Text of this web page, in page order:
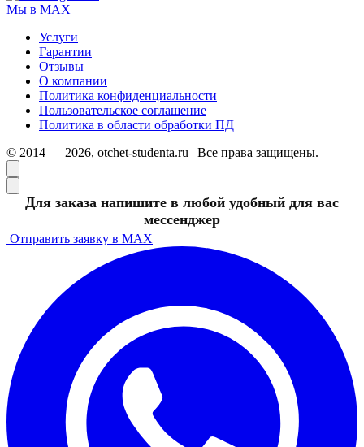
Мы в MAX
Услуги
Гарантии
Отзывы
О компании
Политика конфиденциальности
Пользовательское соглашение
Политика в области обработки ПД
© 2014 — 2026, otchet-studenta.ru | Все права защищены.
Для заказа напишите в любой удобный для вас
мессенджер
Отправить заявку в MAX